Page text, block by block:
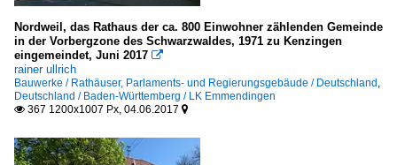
Nordweil, das Rathaus der ca. 800 Einwohner zählenden Gemeinde
in der Vorbergzone des Schwarzwaldes, 1971 zu Kenzingen
eingemeindet, Juni 2017 
rainer ullrich
Bauwerke / Rathäuser, Parlaments- und Regierungsgebäude / Deutschland,
Deutschland / Baden-Württemberg / LK Emmendingen
 367 1200x1007 Px, 04.06.2017 